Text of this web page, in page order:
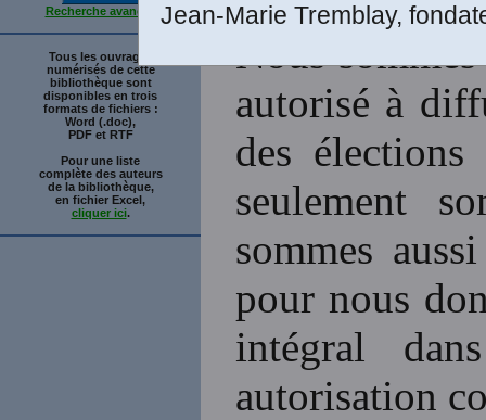
Recherche avancée
Tous les ouvrages
numérisés de cette
bibliothèque sont
disponibles en trois
formats de fichiers :
Word (.doc),
PDF et RTF
Pour une liste
complète des auteurs
de la bibliothèque,
en fichier Excel,
cliquer ici.
Nous
autorisé à
des
seulement
sommes
pour nous
intégral
autorisation
Jean-Marie Tremblay,